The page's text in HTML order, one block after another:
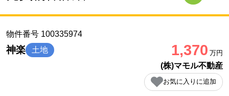
物件番号 100335974
神楽 土地 1,370 万円
(株)マモル不動産
お気に入りに追加